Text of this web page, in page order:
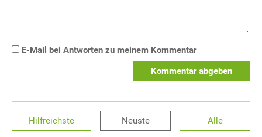
E-Mail bei Antworten zu meinem Kommentar
Kommentar abgeben
Hilfreichste Neuste Alle